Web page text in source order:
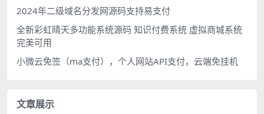
2024年二级域名分发网源码支持易支付
全新彩虹晴天多功能系统源码 知识付费系统 虚拟商城系统
完美可用
小微云免签（ma支付），个人网站API支付，云端免挂机
文章展示